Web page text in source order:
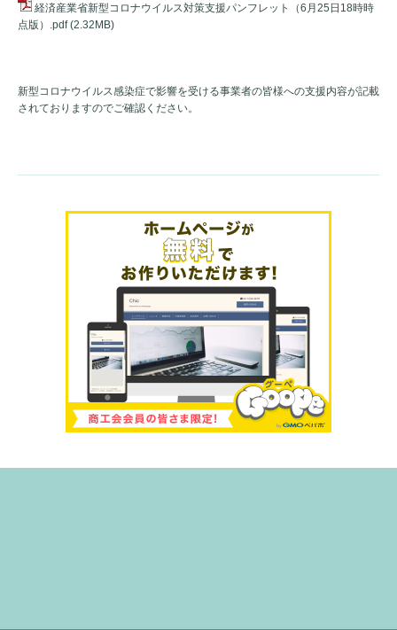
経済産業省新型コロナウイルス対策支援パンフレット（6月25日18時時
点版）.pdf (2.32MB)
新型コロナウイルス感染症で影響を受ける事業者の皆様への支援内容が記載
されておりますのでご確認ください。